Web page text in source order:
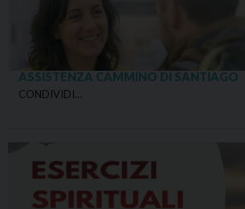
ASSISTENZA CAMMINO DI SANTIAGO
CONDIVIDI…